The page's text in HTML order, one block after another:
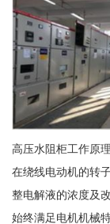
高压水阻柜工作原理
在绕线电动机的转
整电解液的浓度及
始终满足电机机械